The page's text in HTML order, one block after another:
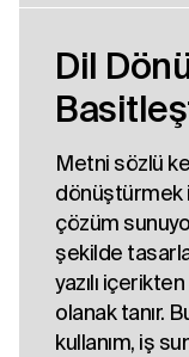
Dil
Metni sözlü
dönüştürmek
çözüm
şekilde
yazılı
olanak tanır.
kullanım, iş